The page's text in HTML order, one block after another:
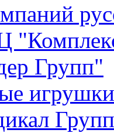
Групп"
игрушки
Групп